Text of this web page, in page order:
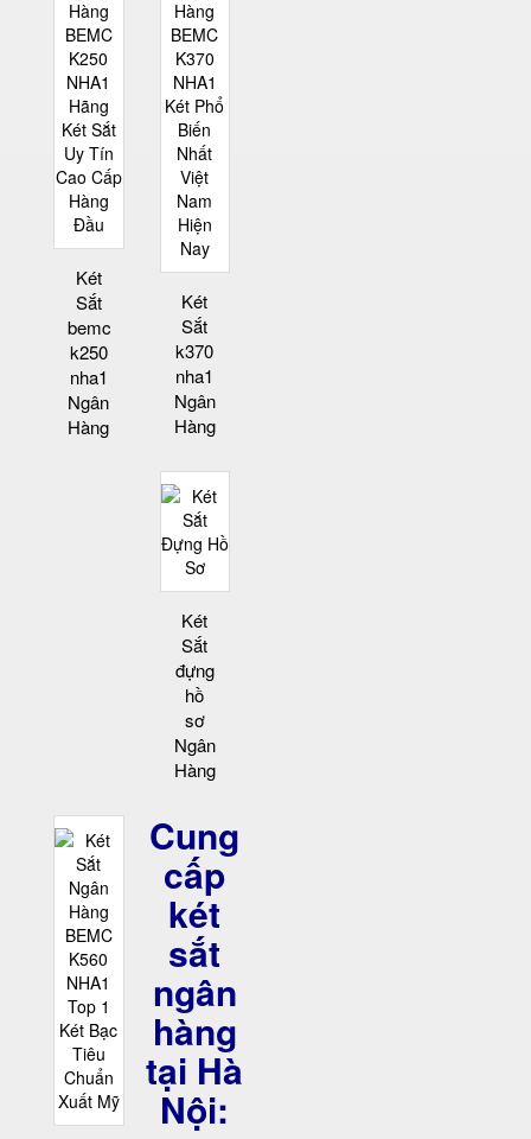
Két
Sắt
bemc
k250
nha1
Ngân
Hàng
Két
Sắt
k370
nha1
Ngân
Hàng
Két
Sắt
đựng
hồ
sơ
Ngân
Hàng
Cung
cấp
két
sắt
ngân
hàng
tại Hà
Nội: